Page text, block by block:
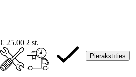
€ 25.00 2 st.
Pierakstīties